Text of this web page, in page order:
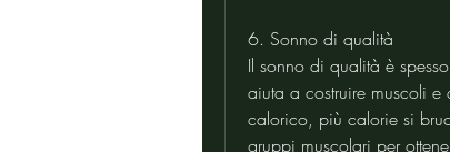
6. Sonno di qualità
Il sonno di qualità è
aiuta a costruire muscoli
calorico, più calorie si
gruppi muscolari per